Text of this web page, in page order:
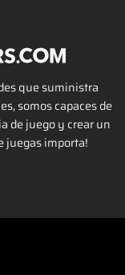
que suministra
somos capaces de
de juego y crear un
juegas importa!